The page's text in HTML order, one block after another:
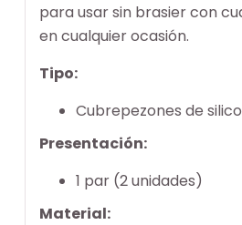
para usar sin brasier con
en cualquier ocasión.
Tipo:
Cubrepezones de
Presentación:
1 par (2 unidades)
Material: